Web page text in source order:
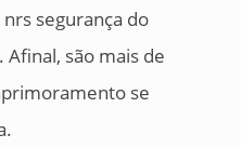
segurança do
são mais de
se